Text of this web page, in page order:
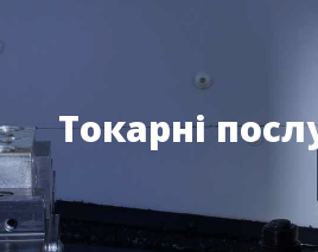
Токарні